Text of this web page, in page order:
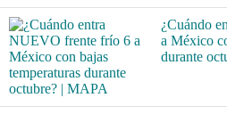
¿Cuándo
a México
durante